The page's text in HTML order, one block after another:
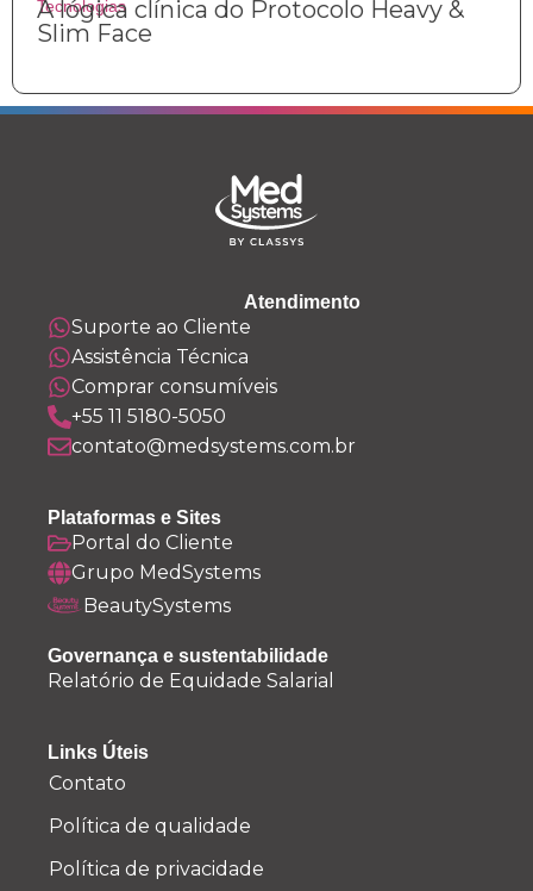
Tecnologias
A lógica clínica do Protocolo Heavy &
Slim Face
Atendimento
Suporte ao Cliente
Assistência Técnica
Comprar consumíveis
+55 11 5180-5050
contato@medsystems.com.br
Plataformas e Sites
Portal do Cliente
Grupo MedSystems
BeautySystems
Governança e sustentabilidade
Relatório de Equidade Salarial
Links Úteis
Contato
Política de qualidade
Política de privacidade